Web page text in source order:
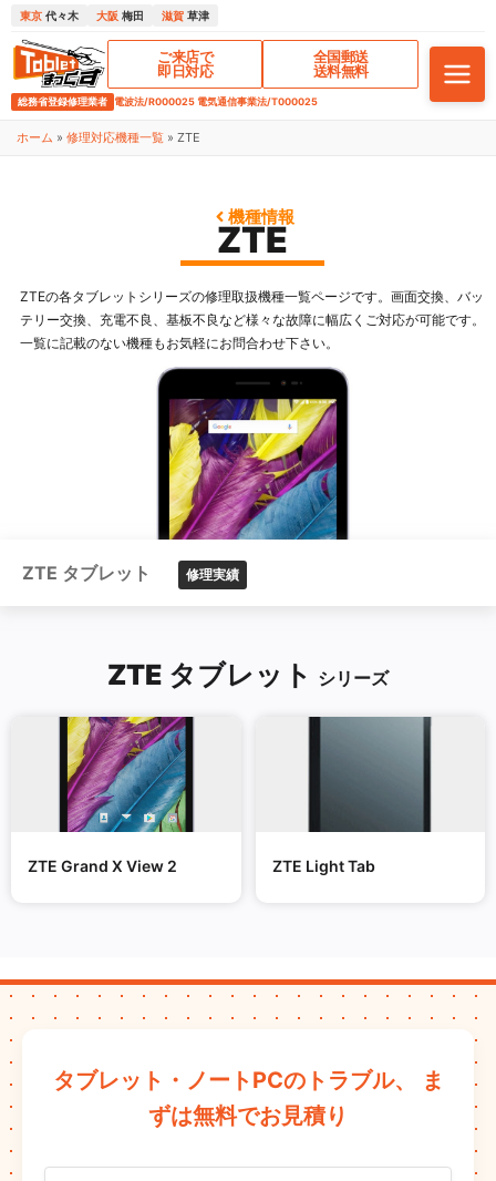
東京 代々木 大阪 梅田 滋賀 草津
ご来店で
即日対応
全国郵送
送料無料
総務省登録修理業者 電波法/R000025 電気通信事業法/T000025
ホーム » 修理対応機種一覧 » ZTE
機種情報
ZTE
ZTEの各タブレットシリーズの修理取扱機種一覧ページです。画面交換、バッ
テリー交換、充電不良、基板不良など様々な故障に幅広くご対応が可能です。
一覧に記載のない機種もお気軽にお問合わせ下さい。
ZTE タブレット 修理実績
ZTE タブレット シリーズ
ZTE Grand X View 2 ZTE Light Tab
タブレット・ノートPCのトラブル、
ま
ずは無料でお見積り